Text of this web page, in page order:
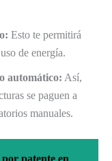
Esto te permitirá
de energía.
automático: Así,
se paguen a
manuales.